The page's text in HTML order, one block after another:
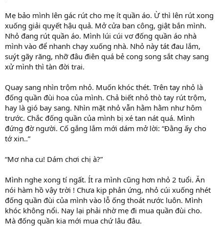
Mẹ bảo mình lên gác rút cho mẹ ít quần áo. Ừ thì lên rút xong
xuống giải quyết hậu quả. Mở cửa ban công, giật bắn mình.
Nhỏ đang rút quần áo. Mình lúi cúi vơ đống quần áo nhà
mình vào để nhanh chạy xuống nhà. Nhỏ này tát đau lắm,
suýt gãy răng, nhỡ đâu điên quá bẻ cong song sắt chạy sang
xử mình thì tàn đời trai.
Quay sang nhìn trộm nhỏ. Muốn khóc thét. Trên tay nhỏ là
đống quần đùi hoa của mình. Chả biết nhỏ thò tay rút trộm,
hay là gió bay sang. Nhìn mặt nhỏ vẫn hằm hằm như hôm
trước. Chắc đống quần của mình bị xé tan nát quá. Mình
đứng đờ người. Cố gắng lắm mới dám mở lời: “Đằng ấy cho
tớ xin..”
“Mơ nha cu! Dám chơi chị à?”
Mình nghe xong tí ngất. Ít ra mình cũng hơn nhỏ 2 tuổi. Ăn
nói hàm hồ vậy trời ! Chưa kịp phản ứng, nhỏ cúi xuống nhét
đống quần đùi của mình vào lỗ ống thoát nước luôn. Mình
khóc không nổi. Nay lại phải nhờ mẹ đi mua quần đùi cho.
Mà đống quần kia mới mua chứ lâu đâu.